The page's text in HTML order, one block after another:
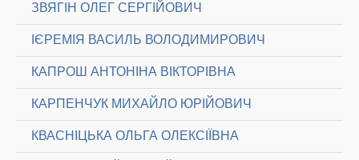
ЗВЯГІН ОЛЕГ СЕРГІЙОВИЧ
ІЄРЕМІЯ ВАСИЛЬ ВОЛОДИМИРОВИЧ
КАПРОШ АНТОНІНА ВІКТОРІВНА
КАРПЕНЧУК МИХАЙЛО ЮРІЙОВИЧ
КВАСНІЦЬКА ОЛЬГА ОЛЕКСІЇВНА